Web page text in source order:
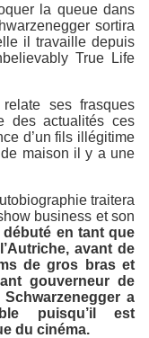
la queue dans
sortira
il travaille depuis
True Life
ses frasques
des actualités ces
d’un fils illégitime
maison il y a une
traitera
business et son
en tant que
avant de
de gros bras et
gouverneur de
a
puisqu’il est
du cinéma.